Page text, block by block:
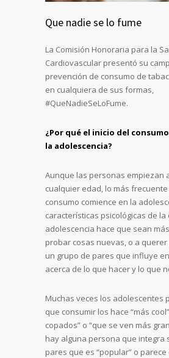
Que nadie se lo fume
La Comisión Honoraria para la
Cardiovascular presentó su
prevención de consumo de
en cualquiera de sus formas,
#QueNadieSeLoFume.
¿Por qué el inicio del
la adolescencia?
Aunque las personas empiezan
cualquier edad, lo más
consumo comience en la
características psicológicas de la
adolescencia hace que sean
probar cosas nuevas, o a
un grupo de pares que influye
acerca de lo que hacer y lo que
Muchas veces los adolescentes
que consumir los hace “más
copados” o “que se ven más
hay alguna persona que integra
pares que es “popular” o